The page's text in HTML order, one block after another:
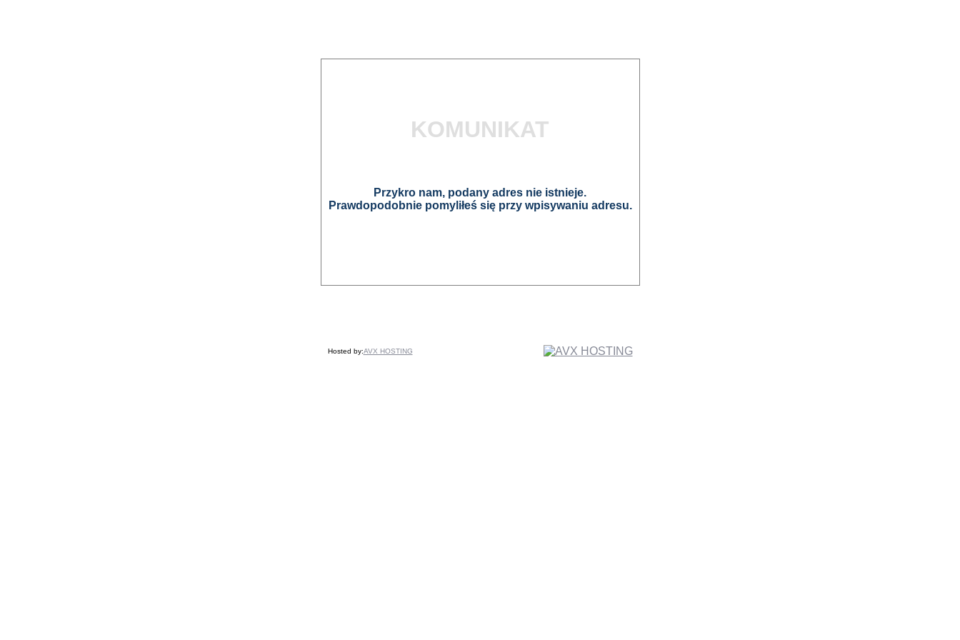
KOMUNIKAT
Przykro nam, podany adres nie istnieje.
Prawdopodobnie pomyliłeś się przy wpisywaniu adresu.
Hosted by:AVX HOSTING